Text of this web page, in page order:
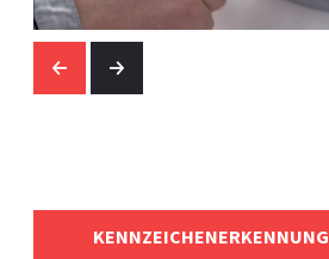
KENNZEICHENERKENNUNG